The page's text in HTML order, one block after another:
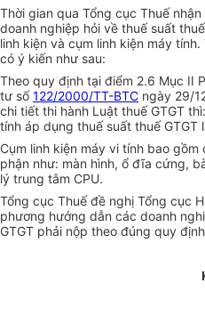
Thời gian qua Tổng cục Thuế
doanh nghiệp hỏi về thuế suất
linh kiện và cụm linh kiện máy
có ý kiến như sau:
Theo quy định tại điểm 2.6 Mục II
tư số122/2000/TT-BTC ngày 29/
chi tiết thi hành Luật thuế GTGT
tính áp dụng thuế suất thuế GTGT
Cụm linh kiện máy vi tính bao
phận như: màn hình, ổ đĩa cứng,
lý trung tâm CPU.
Tổng cục Thuế đề nghị Tổng cục
phương hướng dẫn các doanh
GTGT phải nộp theo đúng quy